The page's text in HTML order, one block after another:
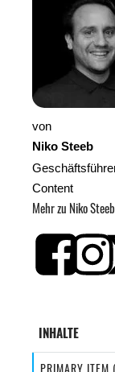
von
Niko Steeb
Content
Mehr zu Niko Steeb
INHALTE
PRIMARY ITEM